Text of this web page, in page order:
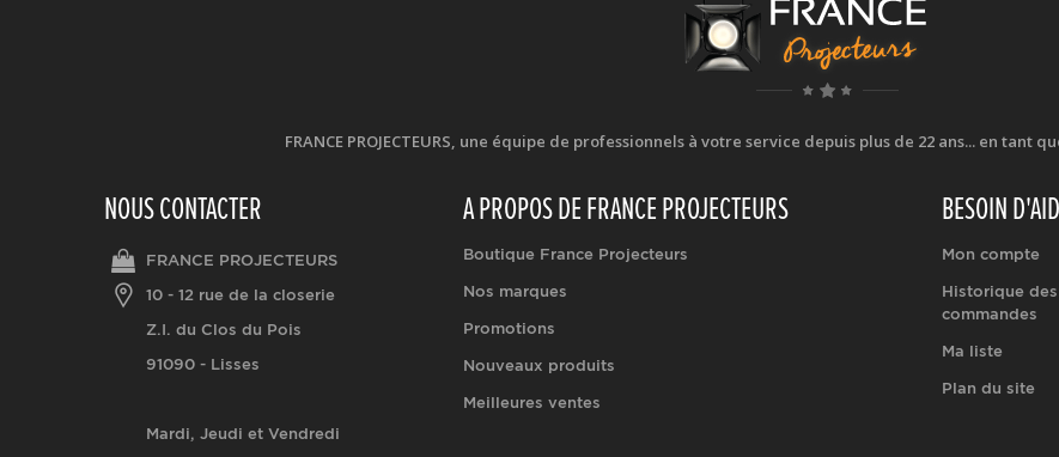
FRANCE PROJECTEURS, une équipe de professionnels à votre service depuis plus de 22 ans... en
NOUS CONTACTER
FRANCE PROJECTEURS
10 - 12 rue de la closerie
Z.I. du Clos du Pois
91090 - Lisses
Mardi, Jeudi et Vendredi
A PROPOS DE FRANCE PROJECTEURS
Boutique France Projecteurs
Nos marques
Promotions
Nouveaux produits
Meilleures ventes
BESOIN
Mon compte
Historique des
commandes
Ma liste
Plan du site